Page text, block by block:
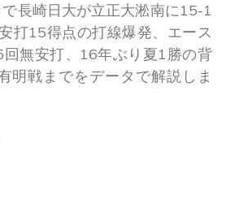
長崎日大が立正大淞南に15-1
打15得点の打線爆発、エース
無安打、16年ぶり夏1勝の背
明戦までをデータで解説しま